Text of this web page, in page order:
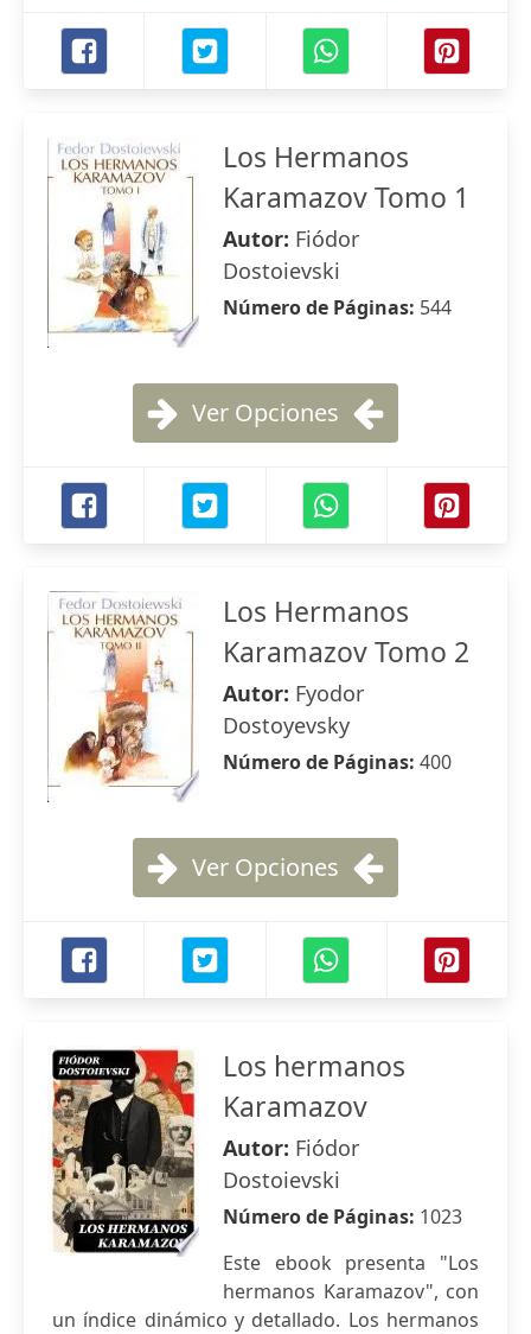
Los Hermanos
Karamazov Tomo 1
Autor: Fiódor
Dostoievski
Número de Páginas: 544
Ver Opciones
Los Hermanos
Karamazov Tomo 2
Autor: Fyodor
Dostoyevsky
Número de Páginas: 400
Ver Opciones
Los hermanos
Karamazov
Autor: Fiódor
Dostoievski
Número de Páginas: 1023
Este ebook presenta "Los
hermanos Karamazov", con
un índice dinámico y detallado. Los hermanos